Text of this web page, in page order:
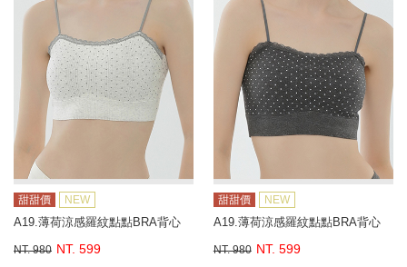
甜甜價 NEW
A19.薄荷涼感羅紋點點BRA背心
NT. 980 NT. 599
甜甜價 NEW
A19.薄荷涼感羅紋點點BRA背心
NT. 980 NT. 599